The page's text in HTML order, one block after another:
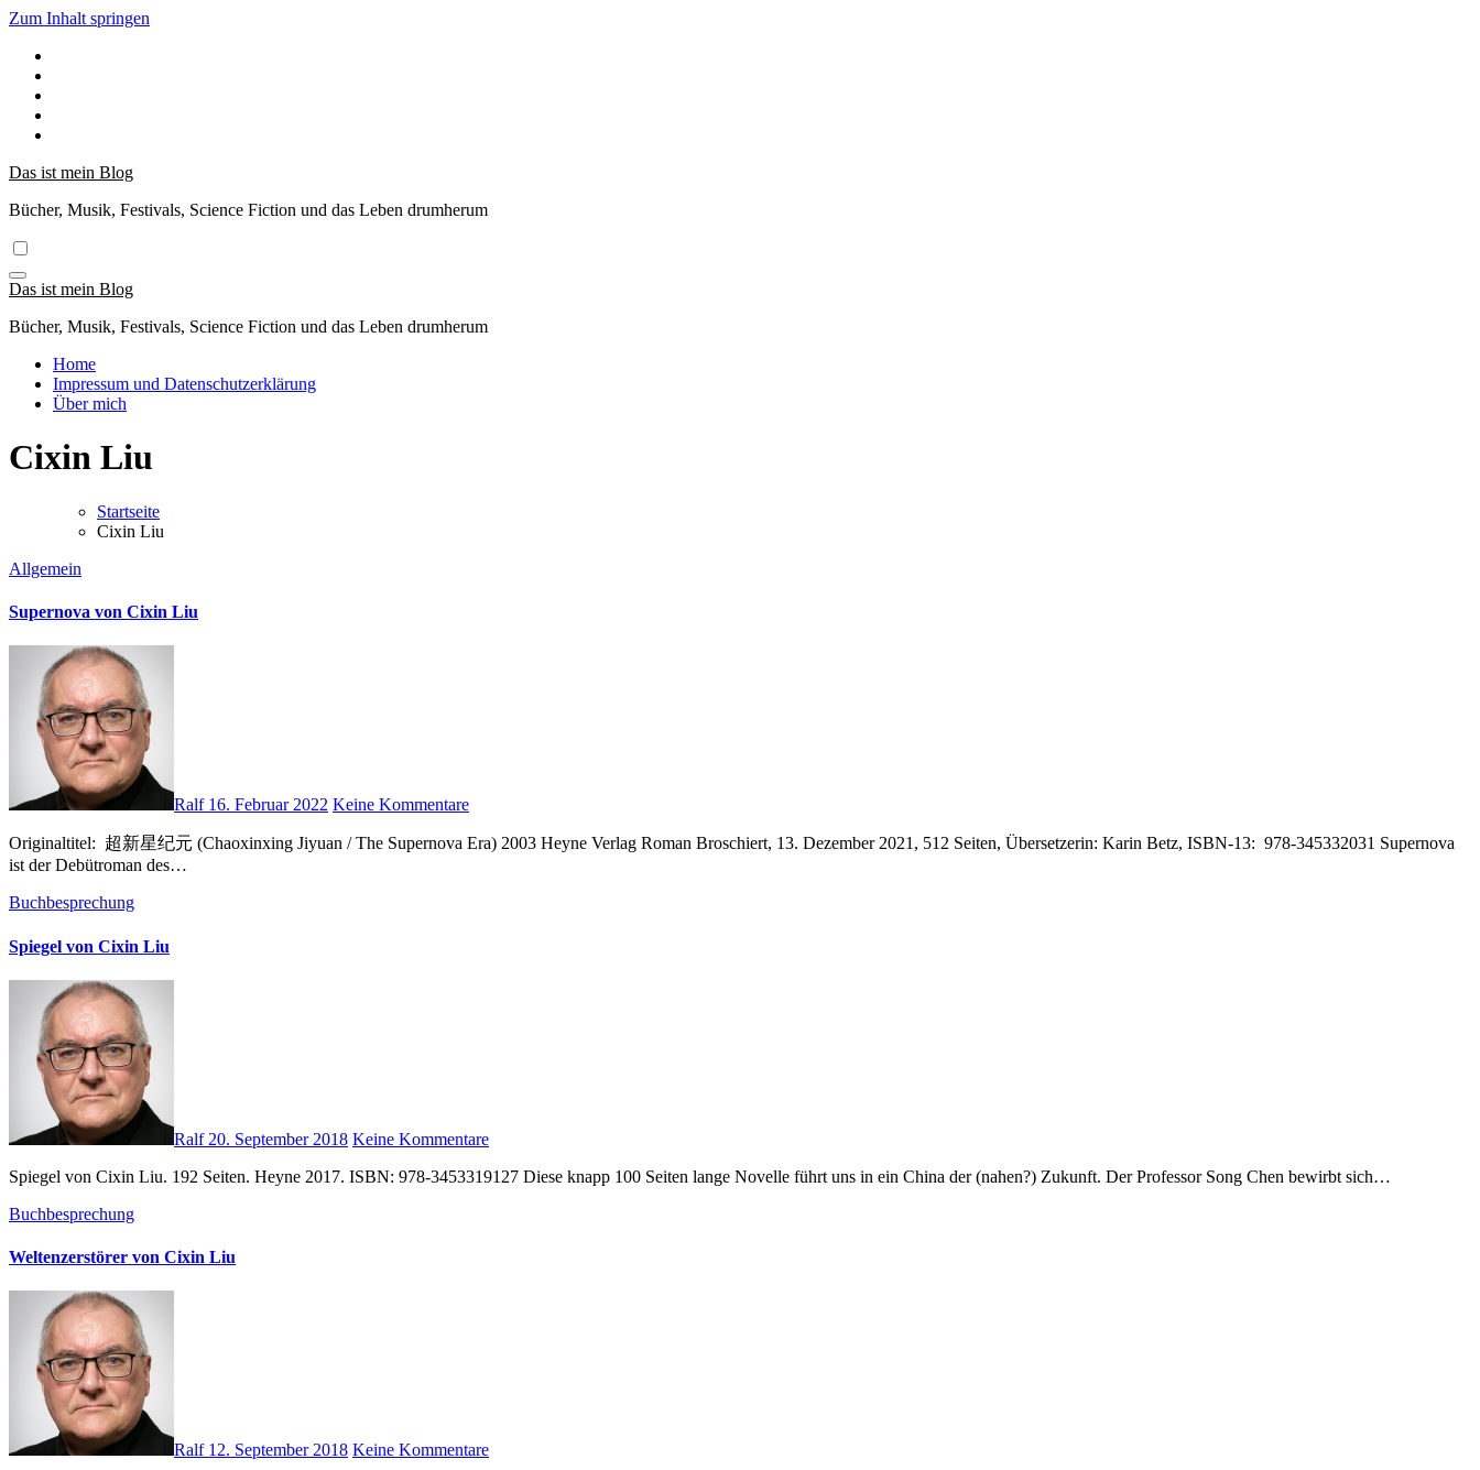
Zum Inhalt springen
Das ist mein Blog
Bücher, Musik, Festivals, Science Fiction und das Leben drumherum
Das ist mein Blog
Bücher, Musik, Festivals, Science Fiction und das Leben drumherum
Home
Impressum und Datenschutzerklärung
Über mich
Cixin Liu
Startseite
Cixin Liu
Allgemein
Supernova von Cixin Liu
Ralf 16. Februar 2022 Keine Kommentare
Originaltitel: ‎ 超新星纪元 (Chaoxinxing Jiyuan / The Supernova Era) 2003 Heyne Verlag Roman Broschiert, 13. Dezember 2021, 512 Seiten, Übersetzerin: Karin Betz, ISBN-13: ‎ 978-345332031 Supernova
ist der Debütroman des…
Buchbesprechung
Spiegel von Cixin Liu
Ralf 20. September 2018 Keine Kommentare
Spiegel von Cixin Liu. 192 Seiten. Heyne 2017. ISBN: 978-3453319127 Diese knapp 100 Seiten lange Novelle führt uns in ein China der (nahen?) Zukunft. Der Professor Song Chen bewirbt sich…
Buchbesprechung
Weltenzerstörer von Cixin Liu
Ralf 12. September 2018 Keine Kommentare